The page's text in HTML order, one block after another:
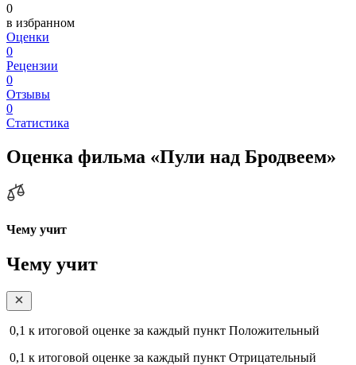
0
в избранном
Оценки
0
Рецензии
0
Отзывы
0
Статистика
Оценка фильма «Пули над Бродвеем»
Чему учит
Чему учит
0,1 к итоговой оценке за каждый пункт Положительный
0,1 к итоговой оценке за каждый пункт Отрицательный